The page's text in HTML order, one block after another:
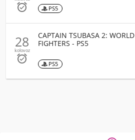
 PS5
28
kolovoz

CAPTAIN TSUBASA 2: WORLD
FIGHTERS - PS5
PS5